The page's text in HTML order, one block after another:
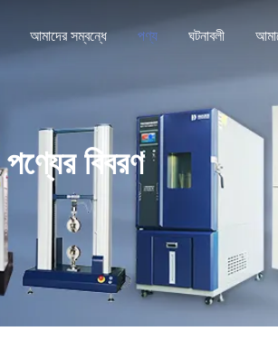
আমাদের সম্বন্ধে পণ্য ঘটনাবলী
পণ্যের বিবরণ